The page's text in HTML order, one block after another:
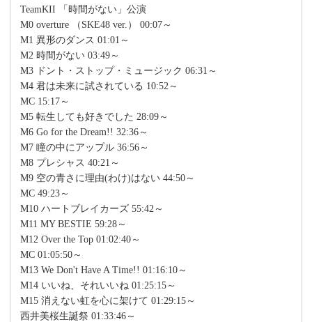
TeamKII 「時間がない」公演
M0 overture （SKE48 ver.） 00:07～
M1 異形のダンス 01:01～
M2 時間がない 03:49～
M3 ドント・ストップ・ミュージック 06:31～
M4 君は未来に試されている 10:52～
MC 15:17～
M5 転生しても好きでした 28:09～
M6 Go for the Dream!! 32:36～
M7 瞳の中にアップル 36:56～
M8 プレシャス 40:21～
M9 空の青さに理由(わけ)はない 44:50～
MC 49:23～
M10 ハートブレイカーズ 55:42～
M11 MY BESTIE 59:28～
M12 Over the Top 01:02:40～
MC 01:05:50～
M13 We Don't Have A Time!! 01:16:10～
M14 いいね、それいいね 01:25:15～
M15 消えない虹を心に架けて 01:29:15～
西井美桜生誕祭 01:33:46～